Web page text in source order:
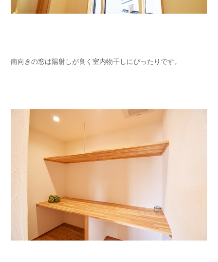
南向きの窓は陽射しが良く室内物干しにぴったりです。